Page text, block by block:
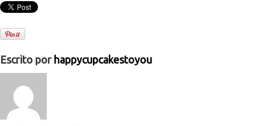
Escrito por happycupcakestoyou